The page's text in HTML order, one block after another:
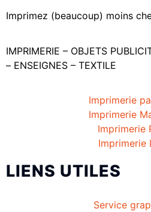
Imprimez (beaucoup) moins
IMPRIMERIE – OBJETS
– ENSEIGNES – TEXTILE
Imprimerie
Imprimerie
Imprimerie
Imprimerie
LIENS UTILES
Service